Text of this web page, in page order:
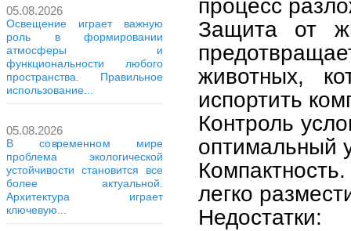
05.08.2026
Освещение играет важную
роль в формировании
атмосферы и
функциональности любого
пространства. Правильное
использование...
05.08.2026
В современном мире
проблема экологической
устойчивости становится все
более актуальной.
Архитектура играет
ключевую...
процесс
Защита от
животных,
испортить
Контроль
оптимальный
легко
Недостатки: